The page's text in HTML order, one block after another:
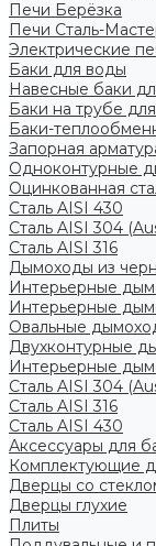
Печи Берёзка
Печи Сталь-
Электрические
Баки для воды
Навесные баки
Баки на трубе
Баки-
Запорная
Одноконтурные
Оцинкованная
Сталь AISI 430
Сталь AISI 304
Сталь AISI 316
Дымоходы из
Интерьерные
Интерьерные
Овальные
Двухконтурные
Интерьерные
Сталь AISI 304
Сталь AISI 316
Сталь AISI 430
Аксессуары для
Комплектующие
Дверцы со
Дверцы глухие
Плиты